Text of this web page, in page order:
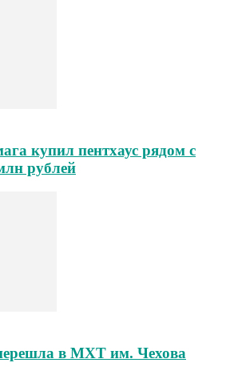
купил пентхаус рядом с
рублей
в МХТ им. Чехова